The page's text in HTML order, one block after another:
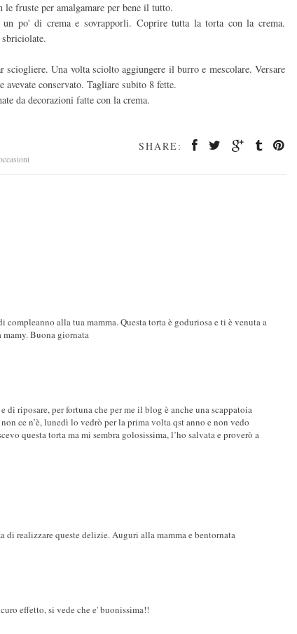
le fruste per amalgamare per bene il tutto.
po' di crema e sovrapporli. Coprire tutta la torta con la crema.
Una volta sciolto aggiungere il burro e mescolare. Versare
conservato. Tagliare subito 8 fette.
da decorazioni fatte con la crema.
SHARE:
alla tua mamma. Questa torta è goduriosa e ti è venuta a
Buona giornata
di riposare, per fortuna che per me il blog è anche una scappatoia
ce n’è, lunedì lo vedrò per la prima volta qst anno e non vedo
questa torta ma mi sembra golosissima, l’ho salvata e proverò a
realizzare queste delizie. Auguri alla mamma e bentornata
effetto, si vede che e' buonissima!!